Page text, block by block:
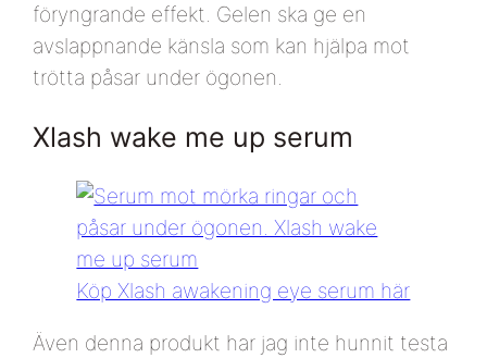
föryngrande effekt. Gelen ska ge en
avslappnande känsla som kan hjälpa mot
trötta påsar under ögonen.
Xlash wake me up serum
Köp Xlash awakening eye serum här
Även denna produkt har jag inte hunnit testa